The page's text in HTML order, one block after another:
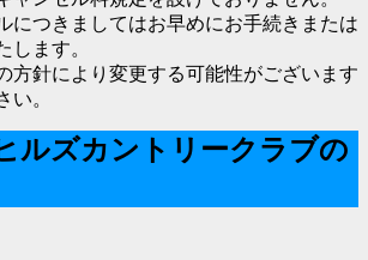
につきましてはお早めにお手続きまたは
します。
方針により変更する可能性がございます
い。
ルズカントリークラブの